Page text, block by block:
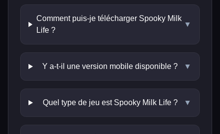
Comment puis-je télécharger Spooky Milk
Life ?
▼
Y a-t-il une version mobile disponible ? ▼
Quel type de jeu est Spooky Milk Life ? ▼